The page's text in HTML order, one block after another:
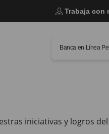
userTrabaja con
Banca en Línea
iniciativas y logros